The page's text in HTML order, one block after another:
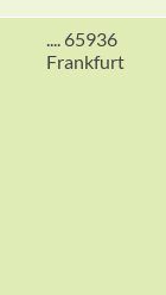
.... 65936
Frankfurt